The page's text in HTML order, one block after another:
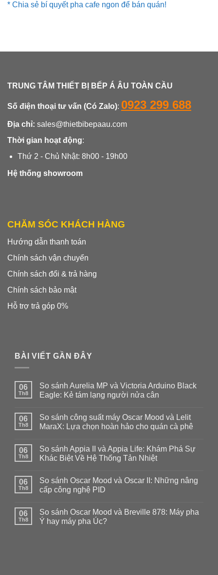
* Chia sẻ bí quyết pha cafe ngon để bán quán!
TRUNG TÂM THIẾT BỊ BẾP Á ÂU TOÀN CẦU
Số điện thoại tư vấn (Có Zalo): 0923 299 688
Địa chỉ: sales@thietbibepaau.com
Thời gian hoạt động:
Thứ 2 - Chủ Nhật: 8h00 - 19h00
Hệ thống showroom
CHĂM SÓC KHÁCH HÀNG
Hướng dẫn thanh toán
Chính sách vận chuyển
Chính sách đổi & trả hàng
Chính sách bảo mật
Hỗ trợ trả góp 0%
BÀI VIẾT GẦN ĐÂY
06
Th8
So sánh Aurelia MP và Victoria Arduino Black
Eagle: Kẻ tám lạng người nửa cân
bình
luận
ở
Aurelia
MP
và
Black
Eagle:
Kẻ
người
nửa
cân
06
Th8
So sánh công suất máy Oscar Mood và Lelit
MaraX: Lựa chọn hoàn hảo cho quán cà phê
bình
luận
ở
công
suất
máy
và
Lelit
MaraX:
06
Th8
So sánh Appia II và Appia Life: Khám Phá Sự
Khác Biệt Về Hệ Thống Tản Nhiệt
bình
luận
ở
Appia
II
và
06
Th8
So sánh Oscar Mood và Oscar II: Những nâng
cấp công nghệ PID
bình
luận
ở
06
Th8
So sánh Oscar Mood và Breville 878: Máy pha
Ý hay máy pha Úc?